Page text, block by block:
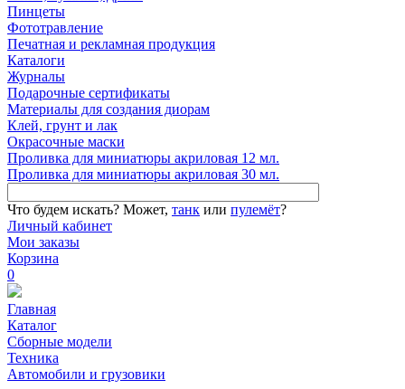
Пинцеты
Фототравление
Печатная и рекламная продукция
Каталоги
Журналы
Подарочные сертификаты
Материалы для создания диорам
Клей, грунт и лак
Окрасочные маски
Проливка для миниатюры акриловая 12 мл.
Проливка для миниатюры акриловая 30 мл.
Что будем искать? Может, танк или пулемёт?
Личный кабинет
Мои заказы
Корзина
0
Главная
Каталог
Сборные модели
Техника
Автомобили и грузовики